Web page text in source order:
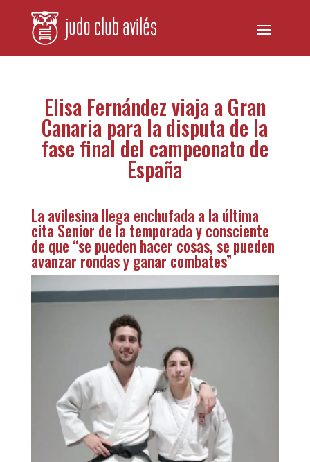
Elisa Fernández viaja a Gran
Canaria para la disputa de la
fase final del campeonato de
España
La avilesina llega enchufada a la última
cita Senior de la temporada y consciente
de que “se pueden hacer cosas, se pueden
avanzar rondas y ganar combates”